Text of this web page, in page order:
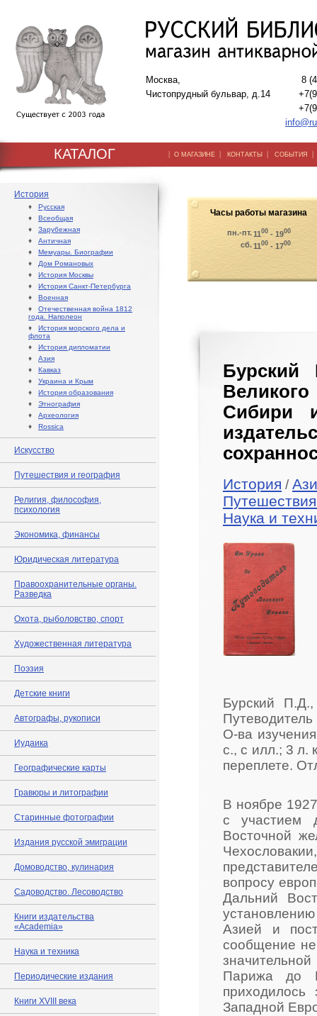
Москва,
Чистопрудный бульвар, д.14
8
КАТАЛОГ | О МАГАЗИНЕ | КОНТАКТЫ | СОБЫТИЯ
История
♦ Русская
♦ Всеобщая
♦ Зарубежная
♦ Античная
♦ Мемуары. Биографии
♦ Дом Романовых
♦ История Москвы
♦ История Санкт-Петербурга
♦ Военная
♦ Отечественная война 1812
года. Наполеон
♦ История морского дела и
флота
♦ История дипломатии
♦ Азия
♦ Кавказ
♦ Украина и Крым
♦ История образования
♦ Этнография
♦ Археология
♦ Rossica
Искусство
Путешествия и география
Религия, философия,
психология
Экономика, финансы
Юридическая литература
Правоохранительные органы.
Разведка
Охота, рыболовство, спорт
Художественная литература
Поэзия
Детские книги
Автографы, рукописи
Иудаика
Географические карты
Гравюры и литографии
Старинные фотографии
Издания русской эмиграции
Домоводство, кулинария
Садоводство. Лесоводство
Книги издательства
«Academia»
Наука и техника
Периодические издания
Книги XVIII века
Часы работы магазина
пн.-пт.1100 - 1900
сб.1100 - 1700
Сибири
История /
Наука и
Бурский
О-ва
с., с илл.; 3 л.
переплете.
В ноябре
с участием
Восточной
вопросу
Дальний
Азией и
сообщение
Парижа до
Западной